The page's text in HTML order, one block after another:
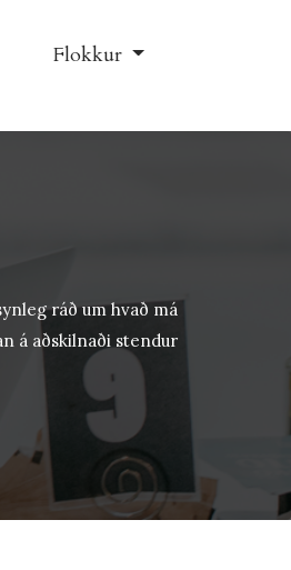
Flokkur
ráð um hvað má
á aðskilnaði stendur